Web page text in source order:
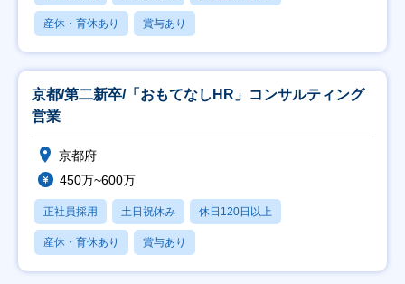
産休・育休あり 賞与あり
京都/第二新卒/「おもてなしHR」コンサルティング
営業
京都府
450万~600万
正社員採用 土日祝休み 休日120日以上
産休・育休あり 賞与あり